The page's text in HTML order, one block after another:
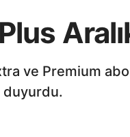
ve Premium
duyurdu.